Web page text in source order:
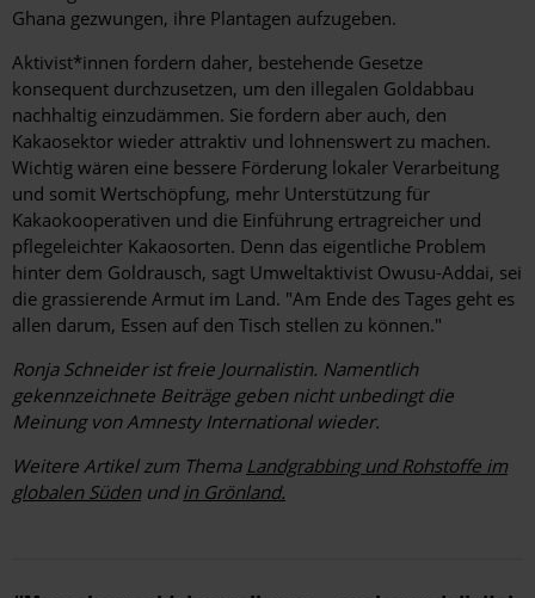
Ghana gezwungen, ihre Plantagen aufzugeben.
Aktivist*innen fordern daher, bestehende Gesetze
konsequent durchzusetzen, um den illegalen Goldabbau
nachhaltig einzudämmen. Sie fordern aber auch, den
Kakaosektor wieder attraktiv und lohnenswert zu machen.
Wichtig ­wären eine bessere Förderung lokaler ­Verarbeitung
und somit Wertschöpfung, mehr Unterstützung für
Kakaokooperativen und die Einführung ertragreicher und
pflegeleichter Kakaosorten. Denn das eigentliche Problem
hinter dem Goldrausch, sagt Umweltaktivist Owusu-Addai, sei
die grassierende Armut im Land. "Am Ende des Tages geht es
allen darum, Essen auf den Tisch stellen zu können."
Ronja Schneider ist freie Journalistin. Namentlich
gekennzeichnete Beiträge geben nicht unbedingt die
Meinung von Amnesty International wieder.
Weitere Artikel zum Thema Landgrabbing und Rohstoffe im
globalen Südenund in Grönland.